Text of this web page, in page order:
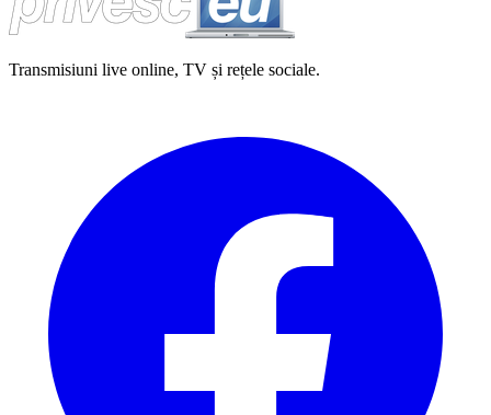
Transmisiuni live online, TV și rețele sociale.